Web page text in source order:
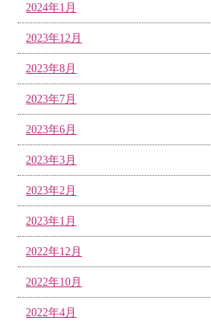
2024年1月
2023年12月
2023年8月
2023年7月
2023年6月
2023年3月
2023年2月
2023年1月
2022年12月
2022年10月
2022年4月